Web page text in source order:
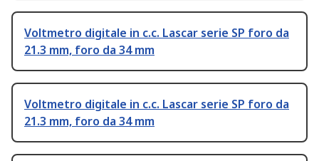
Voltmetro digitale in c.c. Lascar serie SP foro da
21.3 mm, foro da 34 mm
Voltmetro digitale in c.c. Lascar serie SP foro da
21.3 mm, foro da 34 mm